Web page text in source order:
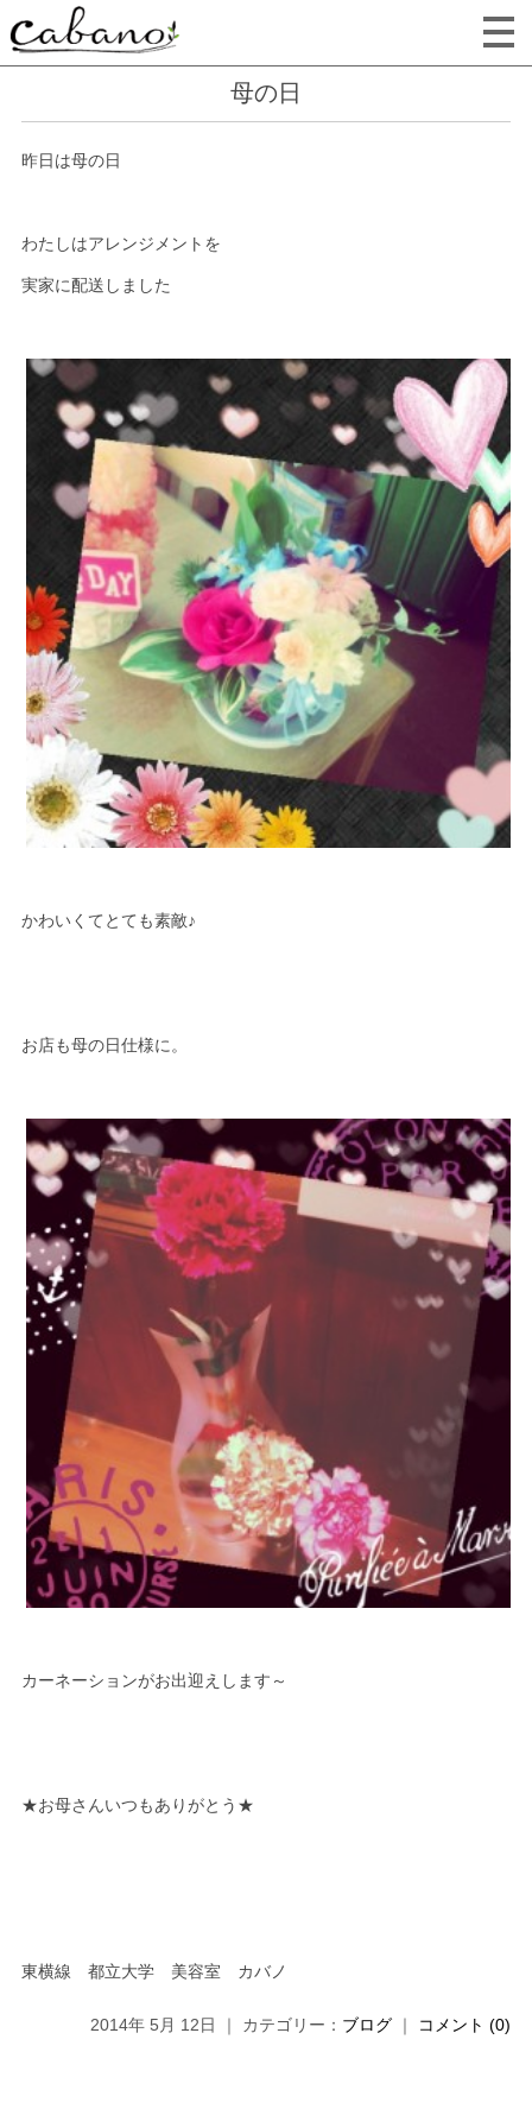
母の日
昨日は母の日
わたしはアレンジメントを
実家に配送しました
かわいくてとても素敵♪
お店も母の日仕様に。
カーネーションがお出迎えします～
★お母さんいつもありがとう★
東横線 都立大学 美容室 カバノ
2014年 5月 12日 ｜ カテゴリー： ブログ ｜ コメント (0)